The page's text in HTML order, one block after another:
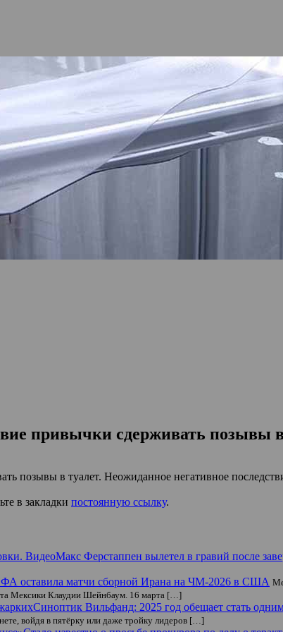
привычки сдерживать позывы
позывы в туалет. Неожиданное негативное
в закладки постоянную ссылку.
Макс Ферстаппен вылетел в гравий после
оставила матчи сборной Ирана на ЧМ-2026 в США
Мексики Клаудии Шейнбаум. 16 марта […]
Синоптик Вильфанд: 2025 год обещает стать
войдя в пятёрку или даже тройку лидеров […]